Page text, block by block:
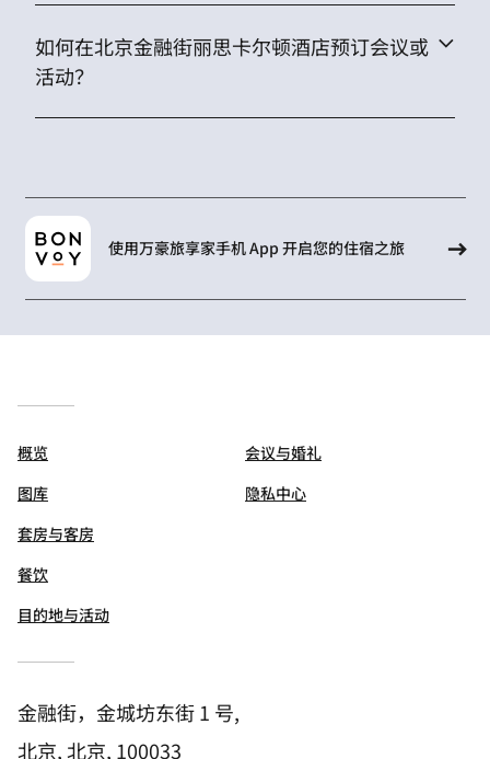
如何在北京金融街丽思卡尔顿酒店预订会议或
活动？
使用万豪旅享家手机 App 开启您的住宿之旅
概览
图库
套房与客房
餐饮
目的地与活动
会议与婚礼
隐私中心
金融街，金城坊东街 1 号,
北京, 北京, 100033